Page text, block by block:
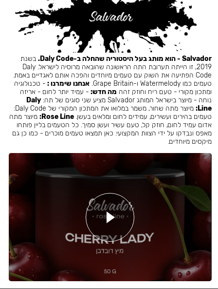
Salvador - הוא מותג בעל היסטוריה שהחלה ב-Daly Code.
בשנת
2019, זו הייתה תערובת התה הראשונה שהובאה מרוסיה לישראל. Daly
Code הפתיעה את השוק עם טעמים מיוחדים והפכה אותם לאגדיים באמת.
טעמים כמו Watermelody ו-Grape Britain.
אנחנו שימרנו : - טכנולוגיה
ומתכון מקורי - טעם ריח וחוזק זהה מה חדש: - עמיד יותר לחום - אריזה
נוחה - מיוצר בישראל המותג Salvador מציע שני סוגים של תה:
Daly
Line:
מיוצר מתה שחור, משמר במלואו את המתכון המקורי של Daly Code:
טעמים בהירים ועשירים, עמידים לחום ומלאים בעשן.Rose Line: מיוצר מתה
אדום עמיד לחום, חוזק קל, טעם עשיר ועשן סמיך. כל הטעמים בליין פותחו
מאפס ונבדקו על ידי הצוות המקצועי. כאן תמצאו טעמים מוכרים - כמו כן גם
מיקסים מיוחדים.